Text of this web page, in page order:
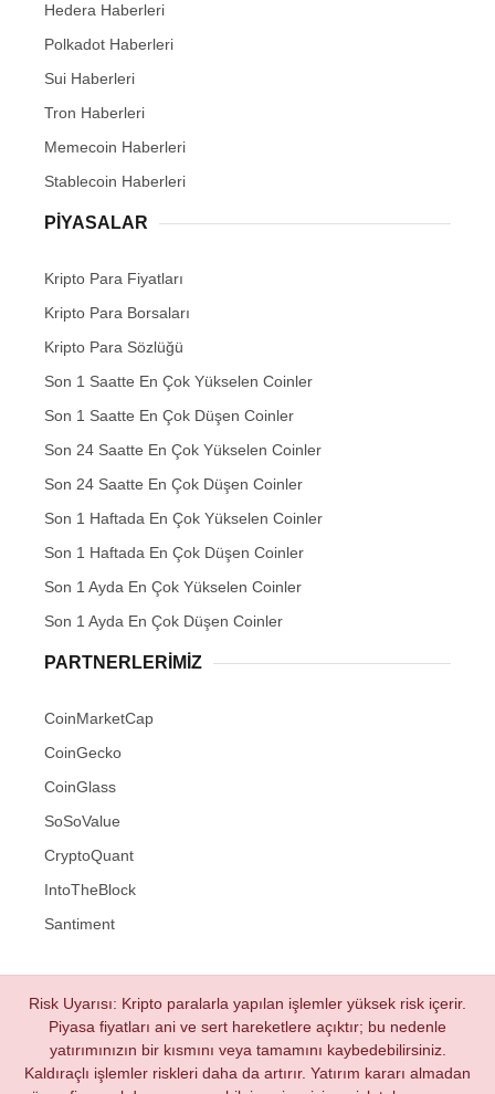
Hedera Haberleri
Polkadot Haberleri
Sui Haberleri
Tron Haberleri
Memecoin Haberleri
Stablecoin Haberleri
PIYASALAR
Kripto Para Fiyatları
Kripto Para Borsaları
Kripto Para Sözlüğü
Son 1 Saatte En Çok Yükselen Coinler
Son 1 Saatte En Çok Düşen Coinler
Son 24 Saatte En Çok Yükselen Coinler
Son 24 Saatte En Çok Düşen Coinler
Son 1 Haftada En Çok Yükselen Coinler
Son 1 Haftada En Çok Düşen Coinler
Son 1 Ayda En Çok Yükselen Coinler
Son 1 Ayda En Çok Düşen Coinler
PARTNERLERIMIZ
CoinMarketCap
CoinGecko
CoinGlass
SoSoValue
CryptoQuant
IntoTheBlock
Santiment
Risk Uyarısı: Kripto paralarla yapılan işlemler yüksek risk içerir.
Piyasa fiyatları ani ve sert hareketlere açıktır; bu nedenle
yatırımınızın bir kısmını veya tamamını kaybedebilirsiniz.
Kaldıraçlı işlemler riskleri daha da artırır. Yatırım kararı almadan